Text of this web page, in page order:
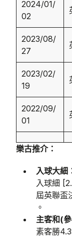
2024/01/
02
2023/08/
27
2023/02/
19
2022/09/
01
樂古推介：
入球大細
入球細
屆英聯盃
。
主客和(
素客勝